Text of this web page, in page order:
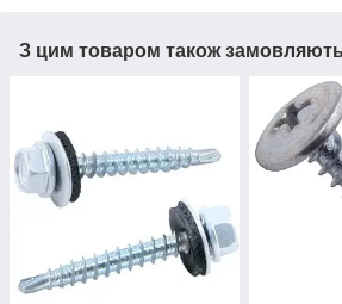
З цим товаром також замовляють